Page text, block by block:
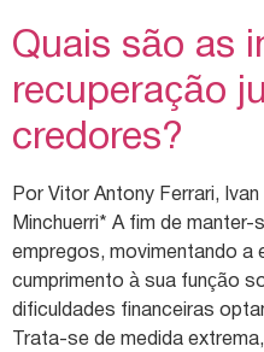
Quais são as
recuperação
credores?
Por Vitor Antony Ferrari, Ivan
Minchuerri* A fim de
empregos, movimentando a
cumprimento à sua função
dificuldades financeiras
Trata-se de medida